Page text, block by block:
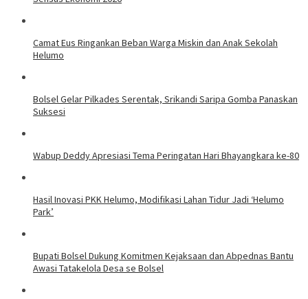
Camat Eus Ringankan Beban Warga Miskin dan Anak Sekolah
Helumo
Bolsel Gelar Pilkades Serentak, Srikandi Saripa Gomba Panaskan
Suksesi
Wabup Deddy Apresiasi Tema Peringatan Hari Bhayangkara ke-80
Hasil Inovasi PKK Helumo, Modifikasi Lahan Tidur Jadi ‘Helumo
Park’
Bupati Bolsel Dukung Komitmen Kejaksaan dan Abpednas Bantu
Awasi Tatakelola Desa se Bolsel